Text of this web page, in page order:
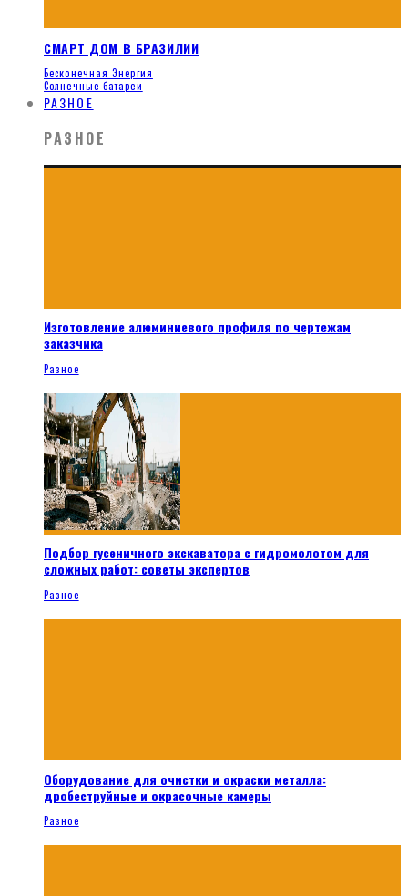
СМАРТ ДОМ В БРАЗИЛИИ
Бесконечная Энергия
Солнечные батареи
РАЗНОЕ
РАЗНОЕ
Изготовление алюминиевого профиля по чертежам
заказчика
Разное
Подбор гусеничного экскаватора с гидромолотом для
сложных работ: советы экспертов
Разное
Оборудование для очистки и окраски металла:
дробеструйные и окрасочные камеры
Разное